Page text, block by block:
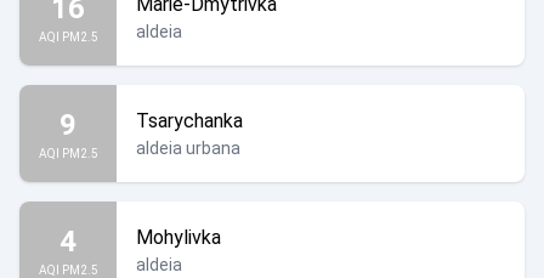
16
AQI PM2.5 aldeia
9
AQI PM2.5
Tsarychanka
aldeia urbana
4
AQI PM2.5
Mohylivka
aldeia